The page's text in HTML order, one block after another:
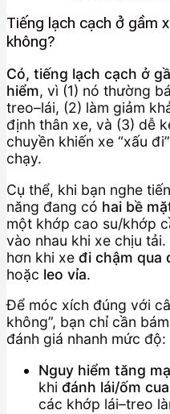
Tiếng lạch cạch ở gầm
không?
Có, tiếng lạch cạch ở
hiểm, vì (1) nó thường
treo–lái, (2) làm giảm
định thân xe, và (3) dễ
chuyền khiến xe “xấu
chạy.
Cụ thể, khi bạn nghe
năng đang có hai bề
một khớp cao su/khớp
vào nhau khi xe chịu
hơn khi xe đi chậm qua
hoặc leo vỉa.
Để móc xích đúng với
không”, bạn chỉ cần
đánh giá nhanh mức độ:
Nguy hiểm tăng
khi đánh lái/ốm cua
các khớp lái–treo